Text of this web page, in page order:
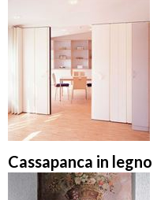
Cassapanca in legno